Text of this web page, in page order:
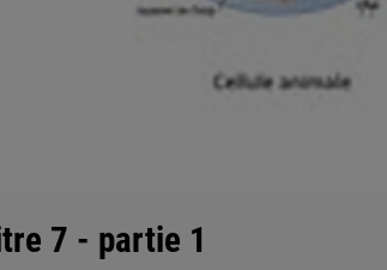
7 - partie 1